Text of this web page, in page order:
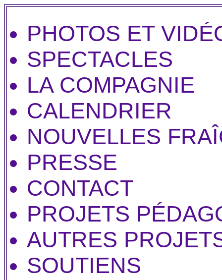
PHOTOS ET
SPECTACLES
LA COMPAGNIE
CALENDRIER
NOUVELLES
PRESSE
CONTACT
PROJETS
AUTRES
SOUTIENS